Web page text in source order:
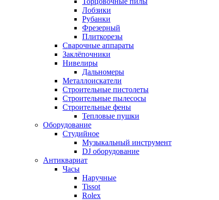
Лобзики
Рубанки
Фрезерный
Плиткорезы
Сварочные аппараты
Заклёпочники
Нивелиры
Дальномеры
Металлоискатели
Строительные пистолеты
Строительные пылесосы
Строительные фены
Тепловые пушки
Оборудование
Студийное
Музыкальный инструмент
DJ оборудование
Антиквариат
Часы
Наручные
Tissot
Rolex